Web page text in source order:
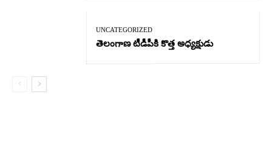
UNCATEGORIZED
తెలంగాణ టీడీపీకి కొత్త అధ్యక్షుడు